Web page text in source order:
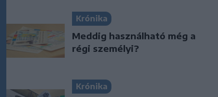
Krónika
Meddig használható még a
régi személyi?
Krónika